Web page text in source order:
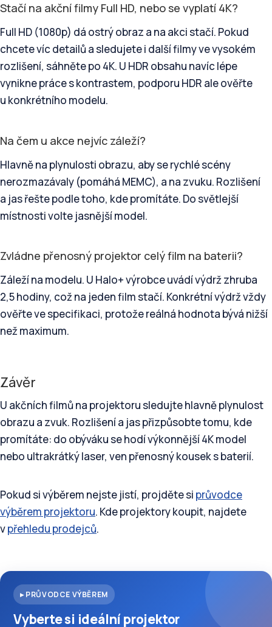
Stačí na akční filmy Full HD, nebo se vyplatí 4K?
Full HD (1080p) dá ostrý obraz a na akci stačí. Pokud
chcete víc detailů a sledujete i další filmy ve vysokém
rozlišení, sáhněte po 4K. U HDR obsahu navíc lépe
vynikne práce s kontrastem, podporu HDR ale ověřte
u konkrétního modelu.
Na čem u akce nejvíc záleží?
Hlavně na plynulosti obrazu, aby se rychlé scény
nerozmazávaly (pomáhá MEMC), a na zvuku. Rozlišení
a jas řešte podle toho, kde promítáte. Do světlejší
místnosti volte jasnější model.
Zvládne přenosný projektor celý film na baterii?
Záleží na modelu. U Halo+ výrobce uvádí výdrž zhruba
2,5 hodiny, což na jeden film stačí. Konkrétní výdrž vždy
ověřte ve specifikaci, protože reálná hodnota bývá nižší
než maximum.
Závěr
U akčních filmů na projektoru sledujte hlavně plynulost
obrazu a zvuk. Rozlišení a jas přizpůsobte tomu, kde
promítáte: do obýváku se hodí výkonnější 4K model
nebo ultrakrátký laser, ven přenosný kousek s baterií.
Pokud si výběrem nejste jistí, projděte si průvodce
výběrem projektoru. Kde projektory koupit, najdete
vpřehledu prodejců.
▸ PRŮVODCE VÝBĚREM
Vyberte si ideální projektor